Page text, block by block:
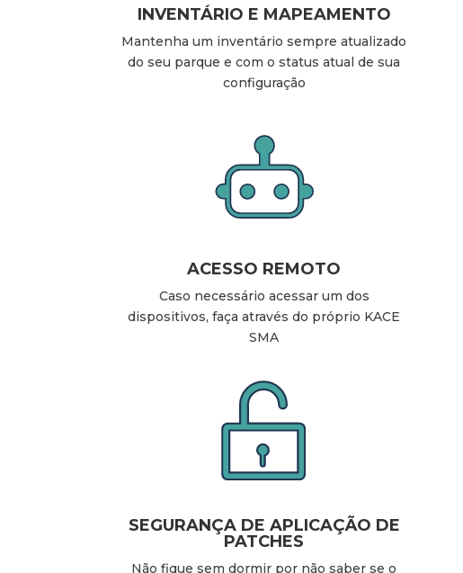
INVENTÁRIO E MAPEAMENTO
Mantenha um inventário sempre atualizado
do seu parque e com o status atual de sua
configuração
ACESSO REMOTO
Caso necessário acessar um dos
dispositivos, faça através do próprio KACE
SMA
SEGURANÇA DE APLICAÇÃO DE
PATCHES
Não fique sem dormir por não saber se o